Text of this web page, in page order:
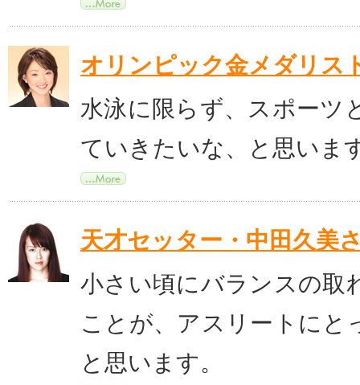
オリンピック金メダリス
水泳に限らず、スポーツ
ていきたいな、と思いま
天才セッター・中田久美
小さい頃にバランスの取
ことが、アスリートにと
と思います。